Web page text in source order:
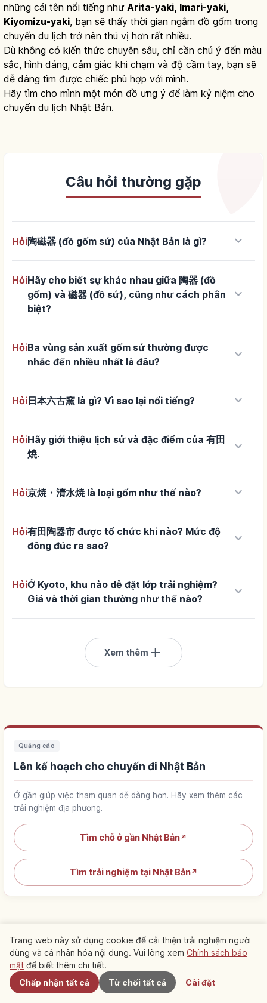
những cái tên nổi tiếng như Arita-yaki, Imari-yaki,
Kiyomizu-yaki, bạn sẽ thấy thời gian ngắm đồ gốm trong
chuyến du lịch trở nên thú vị hơn rất nhiều.
Dù không có kiến thức chuyên sâu, chỉ cần chú ý đến màu
sắc, hình dáng, cảm giác khi chạm và độ cầm tay, bạn sẽ
dễ dàng tìm được chiếc phù hợp với mình.
Hãy tìm cho mình một món đồ ưng ý để làm kỷ niệm cho
chuyến du lịch Nhật Bản.
Câu hỏi thường gặp
Hỏi陶磁器 (đồ gốm sứ) của Nhật Bản là gì? keyboard_arrow_down
HỏiHãy cho biết sự khác nhau giữa 陶器 (đồ
gốm) và 磁器 (đồ sứ), cũng như cách phân
biệt?
keyboard_arrow_down
HỏiBa vùng sản xuất gốm sứ thường được
nhắc đến nhiều nhất là đâu?
keyboard_arrow_down
Hỏi日本六古窯 là gì? Vì sao lại nổi tiếng? keyboard_arrow_down
HỏiHãy giới thiệu lịch sử và đặc điểm của 有田
焼.
keyboard_arrow_down
Hỏi京焼・清水焼 là loại gốm như thế nào? keyboard_arrow_down
Hỏi有田陶器市 được tổ chức khi nào? Mức độ
đông đúc ra sao?
keyboard_arrow_down
HỏiỞ Kyoto, khu nào dễ đặt lớp trải nghiệm?
Giá và thời gian thường như thế nào?
keyboard_arrow_down
Xem thêm add
Quảng cáo
Lên kế hoạch cho chuyến đi Nhật Bản
Ở gần giúp việc tham quan dễ dàng hơn. Hãy xem thêm các
trải nghiệm địa phương.
Tìm chỗ ở gần Nhật Bản↗
Tìm trải nghiệm tại Nhật Bản↗
Tổng hợp lộ trình gợi ý
Lộ trình có giới thiệu bài viết này
Gần đây
Trang web này sử dụng cookie để cải thiện trải nghiệm người
dùng và cá nhân hóa nội dung. Vui lòng xem Chính sách bảo
mật để biết thêm chi tiết.
Chấp nhận tất cả
Từ chối tất cả Cài đặt